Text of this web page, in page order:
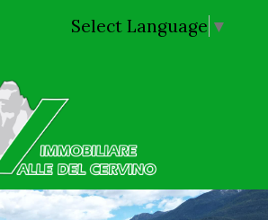
Select Language ▼